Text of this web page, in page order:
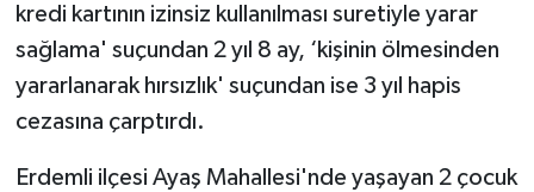
kredi kartının izinsiz kullanılması suretiyle yarar
sağlama' suçundan 2 yıl 8 ay, ‘kişinin ölmesinden
yararlanarak hırsızlık' suçundan ise 3 yıl hapis
cezasına çarptırdı.
Erdemli ilçesi Ayaş Mahallesi'nde yaşayan 2 çocuk